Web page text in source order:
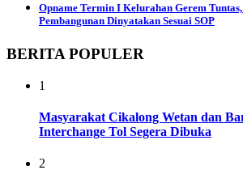
Opname Termin I Kelurahan Gerem
Pembangunan Dinyatakan Sesuai SOP
BERITA POPULER
1
Masyarakat Cikalong Wetan dan
Interchange Tol Segera Dibuka
2